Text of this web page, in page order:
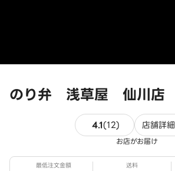
のり弁 浅草屋 仙川店
4.1(12)12件のレビュー
店舗詳細
お店がお届け
最低注文金額 送料